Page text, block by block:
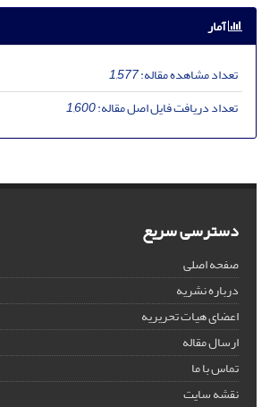
آمار
تعداد مشاهده مقاله:1,577
تعداد دریافت فایل اصل مقاله:1,600
دسترسی سریع
صفحه اصلی
درباره نشریه
اعضای هیات تحریریه
ارسال مقاله
تماس با ما
نقشه سایت